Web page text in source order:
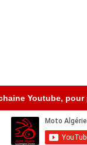
Youtube,